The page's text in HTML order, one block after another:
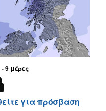
9 μέρες
για πρόσβαση